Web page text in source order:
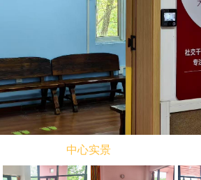
中心实景